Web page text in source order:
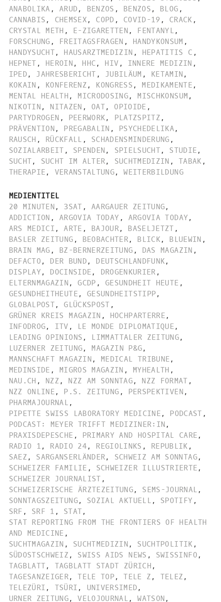
ANABOLIKA , ARUD , BENZOS , BENZOS , BLOG ,
CANNABIS , CHEMSEX , COPD , COVID-19 , CRACK ,
CRYSTAL METH , E-ZIGARETTEN , FENTANYL ,
FORSCHUNG , FREITAGSFRAGEN , HANDYKONSUM ,
HANDYSUCHT, HAUSARZTMEDIZIN , HEPATITIS C ,
HEPNET , HEROIN , HHC , HIV , INNERE MEDIZIN ,
IPED , JAHRESBERICHT , JUBILÄUM , KETAMIN ,
KOKAIN , KONFERENZ , KONGRESS , MEDIKAMENTE ,
MENTAL HEALTH , MICRODOSING, MISCHKONSUM ,
NIKOTIN , NITAZEN , OAT, OPIOIDE ,
PARTYDROGEN , PEERWORK, PLATZSPITZ ,
PRÄVENTION , PREGABALIN , PSYCHEDELIKA,
RAUSCH , RÜCKFALL , SCHADENSMINDERUNG ,
SOZIALARBEIT , SPENDEN , SPIELSUCHT, STUDIE ,
SUCHT, SUCHT IM ALTER, SUCHTMEDIZIN , TABAK ,
THERAPIE , VERANSTALTUNG, WEITERBILDUNG
MEDIENTITEL
20 MINUTEN , 3SAT , AARGAUER ZEITUNG,
ADDICTION , ARGOVIA TODAY , ARGOVIA TODAY,
ARS MEDICI , ARTE , BAJOUR, BASELJETZT ,
BASLER ZEITUNG , BEOBACHTER, BLICK, BLUEWIN ,
BRAIN MAG , BZ-BERNERZEITUNG , DAS MAGAZIN ,
DEFACTO , DER BUND , DEUTSCHLANDFUNK,
DISPLAY, DOCINSIDE , DROGENKURIER ,
ELTERNMAGAZIN , GCDP , GESUNDHEIT HEUTE ,
GESUNDHEITHEUTE , GESUNDHEITSTIPP,
GLOBALPOST, GLÜCKSPOST ,
GRÜNER KREIS MAGAZIN , HOCHPARTERRE ,
INFODROG, ITV , LE MONDE DIPLOMATIQUE ,
LEADING OPINIONS , LIMMATTALER ZEITUNG,
LUZERNER ZEITUNG, MAGAZIN P&G,
MANNSCHAFT MAGAZIN , MEDICAL TRIBUNE ,
MEDINSIDE , MIGROS MAGAZIN , MYHEALTH ,
NAU.CH , NZZ , NZZ AM SONNTAG, NZZ FORMAT ,
NZZ ONLINE , P.S. ZEITUNG , PERSPEKTIVEN ,
PHARMAJOURNAL ,
PIPETTE SWISS LABORATORY MEDICINE , PODCAST ,
PODCAST: MEYER TRIFFT MEDIZINER:IN ,
PRAXISDEPESCHE , PRIMARY AND HOSPITAL CARE ,
RADIO 1 , RADIO 24, REGIOLINKS , REPUBLIK ,
SAEZ , SARGANSERLÄNDER, SCHWEIZ AM SONNTAG,
SCHWEIZER FAMILIE , SCHWEIZER ILLUSTRIERTE ,
SCHWEIZER JOURNALIST ,
SCHWEIZERISCHE ÄRZTEZEITUNG, SEMS-JOURNAL ,
SONNTAGSZEITUNG, SOZIAL AKTUELL , SPOTIFY ,
SRF , SRF 1 , STAT,
STAT REPORTING FROM THE FRONTIERS OF HEALTH
AND MEDICINE ,
SUCHTMAGAZIN , SUCHTMEDIZIN , SUCHTPOLITIK ,
SÜDOSTSCHWEIZ , SWISS AIDS NEWS , SWISSINFO ,
TAGBLATT, TAGBLATT STADT ZÜRICH ,
TAGESANZEIGER, TELE TOP, TELE Z , TELEZ ,
TELEZÜRI , TSÜRI , UNIVERSIMED ,
URNER ZEITUNG, VELOJOURNAL , WATSON ,